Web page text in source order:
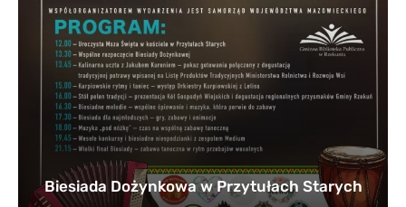
Biesiada Dożynkowa w Przytułach Starych